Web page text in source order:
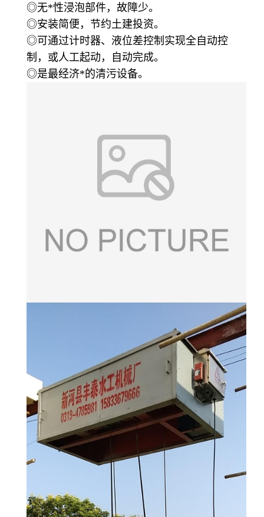
◎无*性浸泡部件，故障少。
◎安装简便，节约土建投资。
◎可通过计时器、液位差控制实现全自动控
制，或人工起动，自动完成。
◎是最经济*的清污设备。